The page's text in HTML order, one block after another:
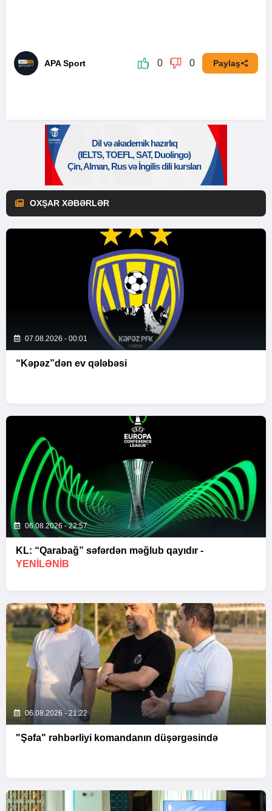
APA Sport 0 0 Paylaş
OXŞAR XƏBƏRLƏR
07.08.2026 - 00:01
“Kəpəz”dən ev qələbəsi
06.08.2026 - 22:57
KL: “Qarabağ” səfərdən məğlub qayıdır -
YENİLƏNİB
06.08.2026 - 21:22
"Şəfa" rəhbərliyi komandanın düşərgəsində